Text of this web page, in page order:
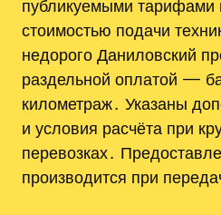
публикуемыми тарифами
стоимостью подачи
недорого Даниловский
раздельной оплатой —
километраж․ Указаны
и условия расчёта при
перевозках․
производится при